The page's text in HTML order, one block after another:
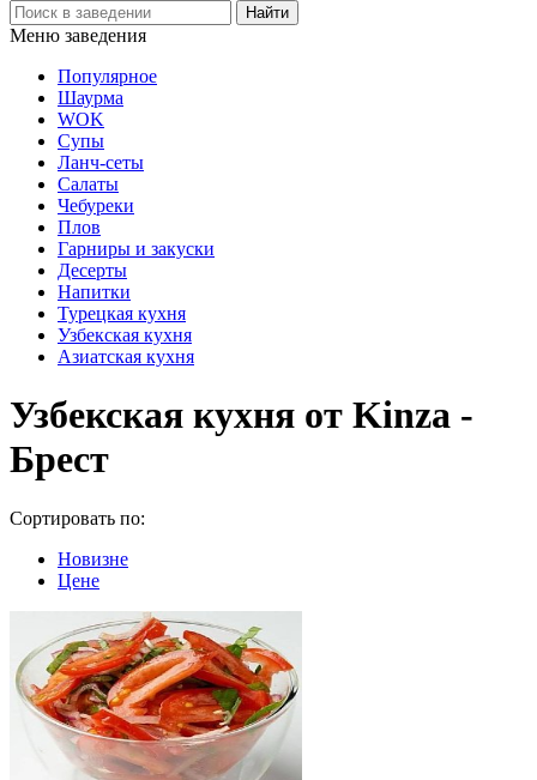
Меню заведения
Популярное
Шаурма
WOK
Супы
Ланч-сеты
Салаты
Чебуреки
Плов
Гарниры и закуски
Десерты
Напитки
Турецкая кухня
Узбекская кухня
Азиатская кухня
Узбекская кухня от Kinza -
Брест
Сортировать по:
Новизне
Цене